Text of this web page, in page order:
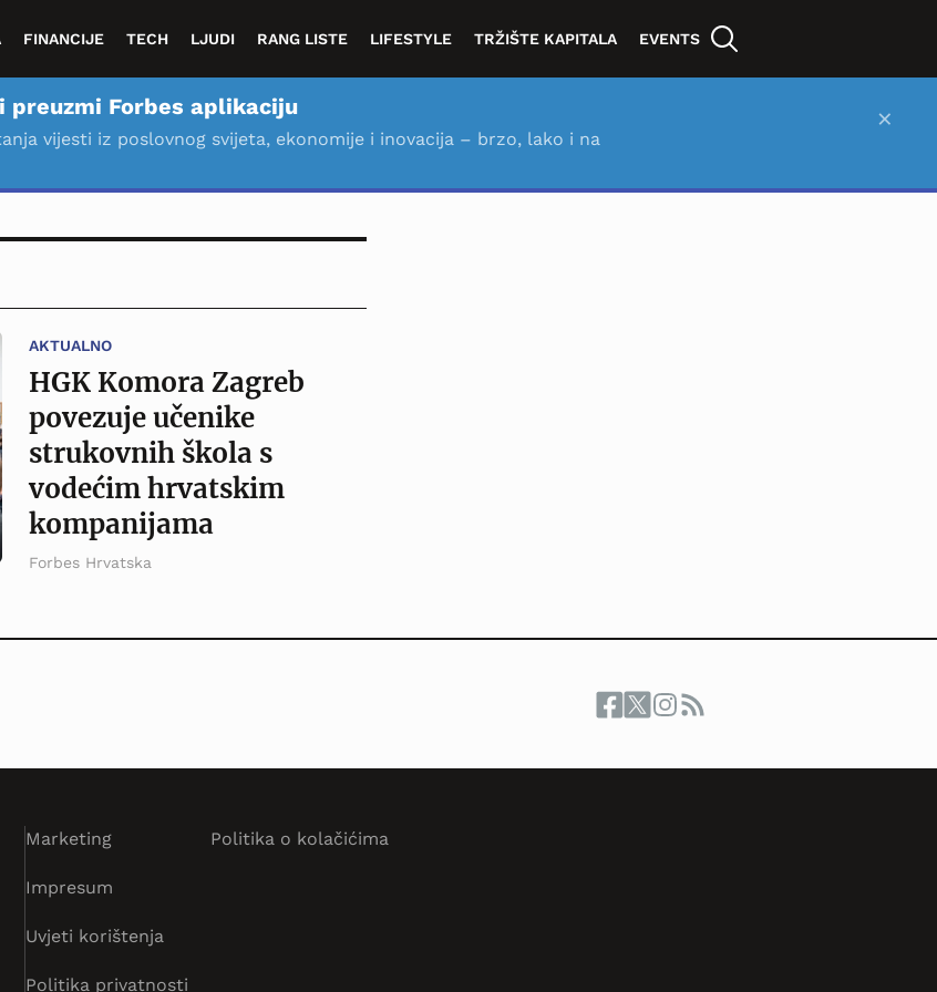
FINANCIJE TECH LJUDI RANG LISTE LIFESTYLE TRŽIŠTE KAPITALA EVENTS
preuzmi Forbes aplikaciju
vijesti iz poslovnog svijeta, ekonomije i inovacija – brzo, lako i na
×
AKTUALNO
HGK Komora Zagreb
povezuje učenike
strukovnih škola s
vodećim hrvatskim
kompanijama
Forbes Hrvatska
Marketing
Impresum
Uvjeti korištenja
Politika privatnosti
Politika o kolačićima